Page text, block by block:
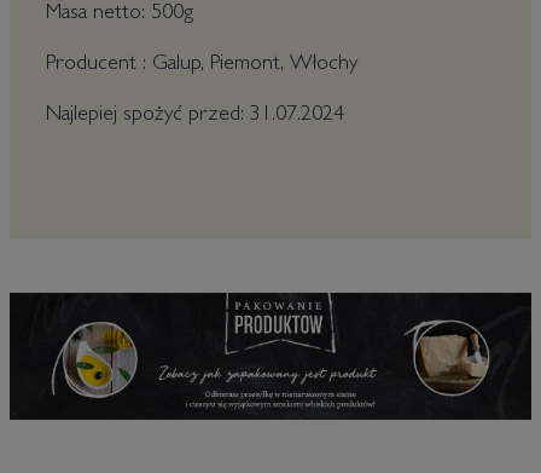
Masa netto: 500g
Producent : Galup, Piemont, Włochy
Najlepiej spożyć przed: 31.07.2024